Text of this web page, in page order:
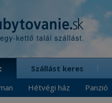
kettő talál szállást.
Hétvégi ház Panzió
Szállást keres